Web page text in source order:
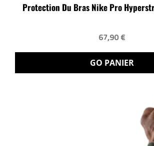
Protection Du Bras Nike Pro
67,90 €
GO PANIER